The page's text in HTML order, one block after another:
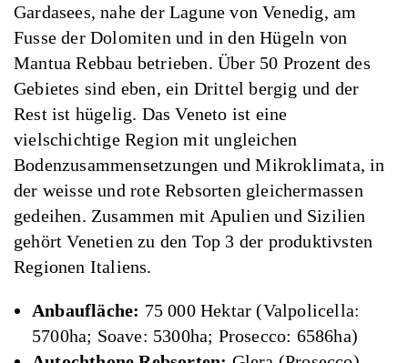
Gardasees, nahe der Lagune von Venedig, am
Fusse der Dolomiten und in den Hügeln von
Mantua Rebbau betrieben. Über 50 Prozent des
Gebietes sind eben, ein Drittel bergig und der
Rest ist hügelig. Das Veneto ist eine
vielschichtige Region mit ungleichen
Bodenzusammensetzungen und Mikroklimata, in
der weisse und rote Rebsorten gleichermassen
gedeihen. Zusammen mit Apulien und Sizilien
gehört Venetien zu den Top 3 der produktivsten
Regionen Italiens.
Anbaufläche: 75 000 Hektar (Valpolicella:
5700ha; Soave: 5300ha; Prosecco: 6586ha)